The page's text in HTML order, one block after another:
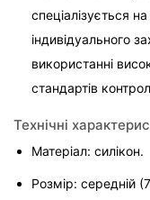
спеціалізується
індивідуального
використанні
стандартів
Технічні
Матеріал: силікон.
Розмір: середній